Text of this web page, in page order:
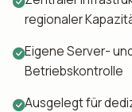
regionaler
Eigene Server-
Betriebskontrolle
Ausgelegt für